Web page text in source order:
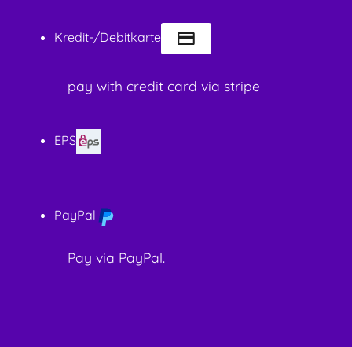
Kredit-/Debitkarte
pay with credit card via stripe
EPS
PayPal
Pay via PayPal.